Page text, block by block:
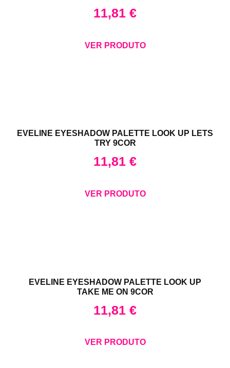
11,81 €
VER PRODUTO
EVELINE EYESHADOW PALETTE LOOK UP LETS
TRY 9COR
11,81 €
VER PRODUTO
EVELINE EYESHADOW PALETTE LOOK UP
TAKE ME ON 9COR
11,81 €
VER PRODUTO